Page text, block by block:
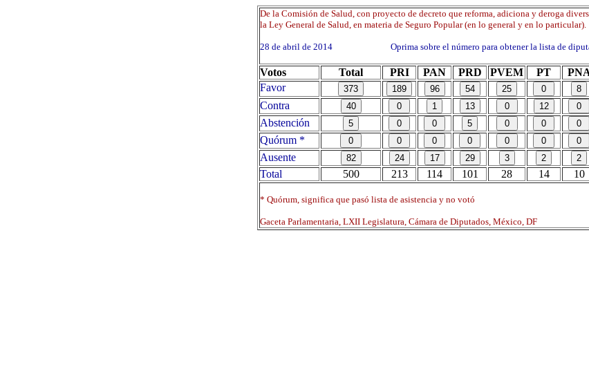
De la Comisión de Salud, con proyecto de decreto que reforma, adiciona y deroga
la Ley General de Salud, en materia de Seguro Popular (en lo general y en lo particular).
28 de abril de 2014 Oprima sobre el número para obtener la lista de
Votos Total PRI PAN PRD PVEM PT
Favor
Contra
Abstención
Quórum *
Ausente
Total
500 213 114 101 28 14 10
* Quórum, significa que pasó lista de asistencia y no votó
Gaceta Parlamentaria, LXII Legislatura, Cámara de Diputados, México, DF